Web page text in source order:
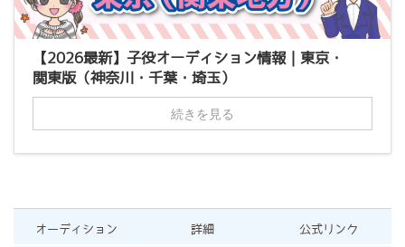
【2026最新】子役オーディション情報｜東京・
関東版（神奈川・千葉・埼玉）
続きを見る
オーディション 詳細 公式リンク